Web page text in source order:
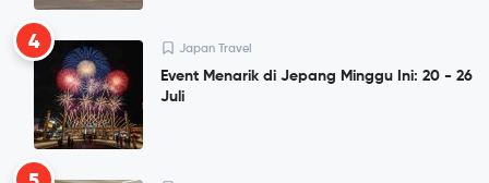
4 Japan Travel
Event Menarik di Jepang Minggu Ini: 20 - 26
Juli